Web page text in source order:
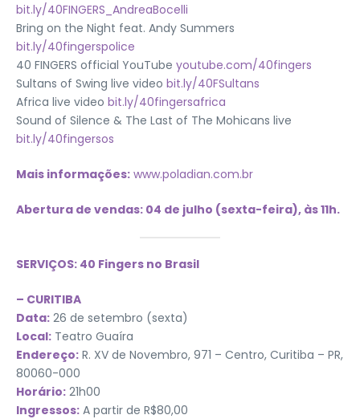
bit.ly/40FINGERS_AndreaBocelli
Bring on the Night feat. Andy Summers
bit.ly/40fingerspolice
40 FINGERS official YouTube youtube.com/40fingers
Sultans of Swing live video bit.ly/40FSultans
Africa live video bit.ly/40fingersafrica
Sound of Silence & The Last of The Mohicans live
bit.ly/40fingersos
Mais informações: www.poladian.com.br
Abertura de vendas: 04 de julho (sexta-feira), às 11h.
SERVIÇOS: 40 Fingers no Brasil
– CURITIBA
Data: 26 de setembro (sexta)
Local: Teatro Guaíra
Endereço: R. XV de Novembro, 971 – Centro, Curitiba – PR,
80060-000
Horário: 21h00
Ingressos: A partir de R$80,00